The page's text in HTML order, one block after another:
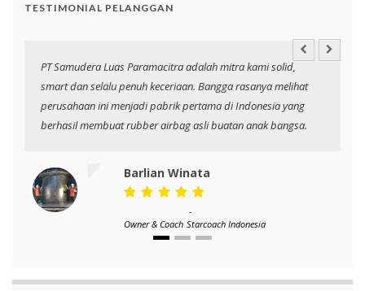
TESTIMONIAL PELANGGAN
PT Samudera Luas Paramacitra adalah mitra kami solid,
smart dan selalu penuh keceriaan. Bangga rasanya melihat
perusahaan ini menjadi pabrik pertama di Indonesia yang
berhasil membuat rubber airbag asli buatan anak bangsa.
Barlian Winata
Owner & Coach
-
Starcoach Indonesia